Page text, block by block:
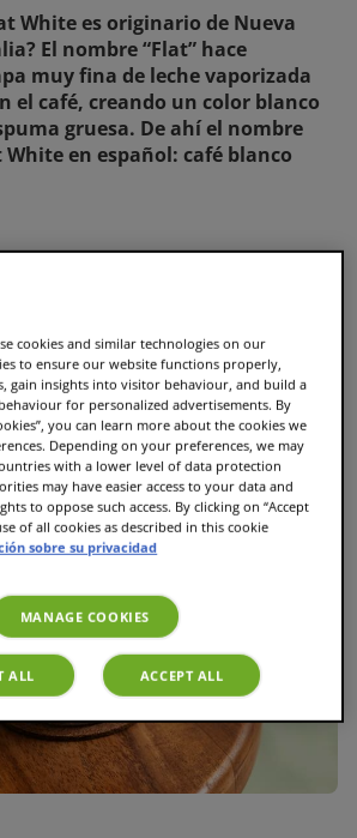
White es originario de Nueva
El nombre “Flat” hace
muy fina de leche vaporizada
el café, creando un color blanco
gruesa. De ahí el nombre
en español: café blanco
Flat White y Latte, así como
Cappuccino.
cookies and similar technologies on our
to ensure our website functions properly,
gain insights into visitor behaviour, and build a
for personalized advertisements. By
you can learn more about the cookies we
Depending on your preferences, we may
with a lower level of data protection
may have easier access to your data and
to oppose such access. By clicking on “Accept
of all cookies as described in this cookie
sobre su privacidad
MANAGE COOKIES
ALL ACCEPT ALL